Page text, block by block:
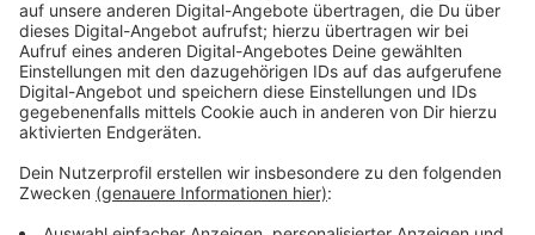
Veröffentlicht:Mittwoch, 08.03.2023 06:12
Anzeige